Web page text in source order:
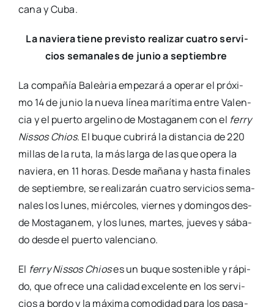
ca­na y Cuba.
La navie­ra tie­ne pre­vis­to rea­li­zar cua­tro ser­vi­
cios sema­na­les de junio a sep­tiem­bre
La com­pa­ñía Baleà­ria empe­za­rá a ope­rar el pró­xi­
mo 14 de junio la nue­va línea marí­ti­ma entre Valen­
cia y el puer­to arge­lino de Mos­ta­ga­nem con el ferry
Nis­sos Chios. El buque cubri­rá la dis­tan­cia de 220
millas de la ruta, la más lar­ga de las que ope­ra la
navie­ra, en 11 horas. Des­de maña­na y has­ta fina­les
de sep­tiem­bre, se rea­li­za­rán cua­tro ser­vi­cios sema­
na­les los lunes, miér­co­les, vier­nes y domin­gos des­
de Mos­ta­ga­nem, y los lunes, mar­tes, jue­ves y sába­
do des­de el puer­to valen­ciano.
El ferry Nis­sos Chioses un buque sos­te­ni­ble y rápi­
do, que ofre­ce una cali­dad exce­len­te en los ser­vi­
cios a bor­do y la máxi­ma como­di­dad para los pasa­